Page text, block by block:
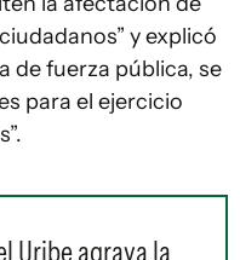
y explicó
de fuerza pública, se
para el ejercicio
Uribe agrava la